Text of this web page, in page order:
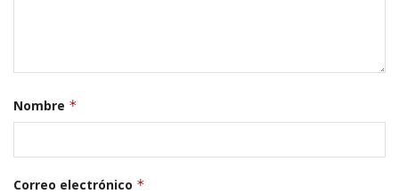
Nombre *
Correo electrónico *